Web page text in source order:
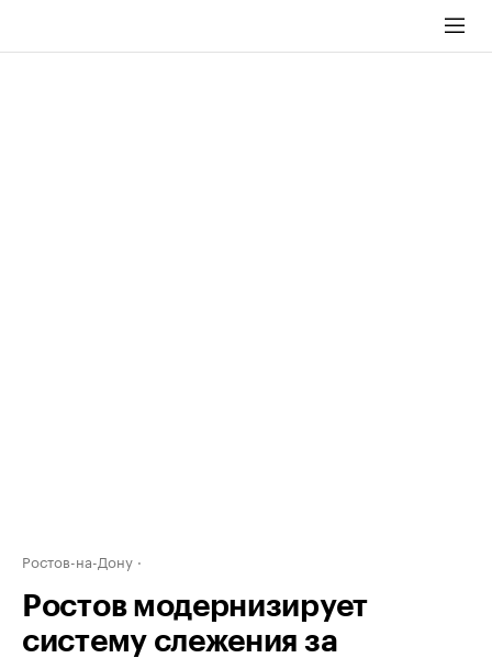
Ростов-на-Дону
Ростов модернизирует
систему слежения за